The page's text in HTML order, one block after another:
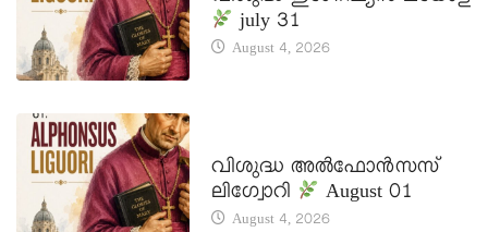
july 31
August 4, 2026
വിശുദ്ധ അൽഫോൻസസ്
ലിഗ്വോറി
August 01
August 4, 2026